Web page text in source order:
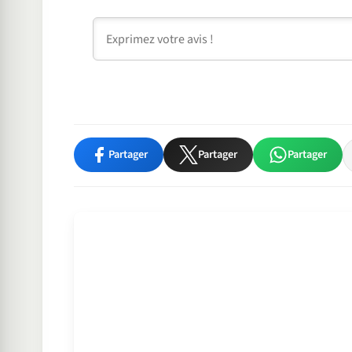
Commentaire
Partager Partager Partager